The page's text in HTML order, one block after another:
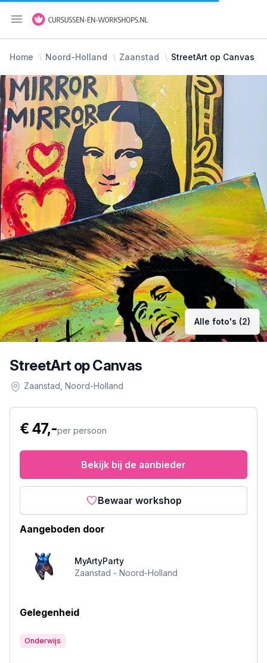
Menu openen
Home Noord-Holland Zaanstad StreetArt op Canvas
Alle foto's (2)
StreetArt op Canvas
Zaanstad , Noord-Holland
€ 47,-per persoon
Bekijk bij de aanbieder
Bewaar workshop
Aangeboden door
MyArtyParty
Zaanstad - Noord-Holland
Gelegenheid
Onderwijs